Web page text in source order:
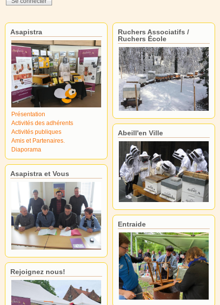
Asapistra
Présentation
Activités des adhérents
Activités publiques
Amis et Partenaires.
Diaporama
Asapistra et Vous
Rejoignez nous!
Ruchers Associatifs /
Ruchers École
Abeill'en Ville
Entraide